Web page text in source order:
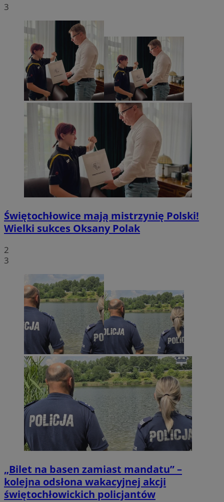
3
Świętochłowice mają mistrzynię Polski!
Wielki sukces Oksany Polak
2
3
„Bilet na basen zamiast mandatu” –
kolejna odsłona wakacyjnej akcji
świętochłowickich policjantów